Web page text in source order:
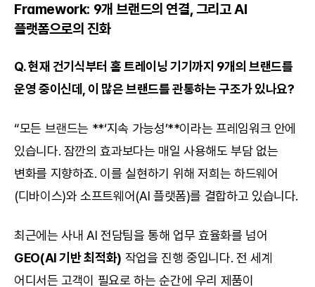
Framework: 9개 브랜드의 연결, 그리고 AI
플랫폼으로의 진화
Q. 현재 건기식부터 홈 트레이닝 기기까지 9개의 브랜드를
운영 중이신데, 이 많은 브랜드를 관통하는 구조가 있나요?
“모든 브랜드는 **‘지속 가능성’**이라는 프레임워크 안에
있습니다. 잠깐의 효과보다는 매일 사용해도 부담 없는
변화를 지향하죠. 이를 실현하기 위해 저희는 하드웨어
(디바이스)와 소프트웨어(AI 플랫폼)를 결합하고 있습니다.
GEO(AI 기반 최적화) 작업을 진행 중입니다. 전 세계
어디서든 고객이 필요로 하는 순간에 우리 제품이